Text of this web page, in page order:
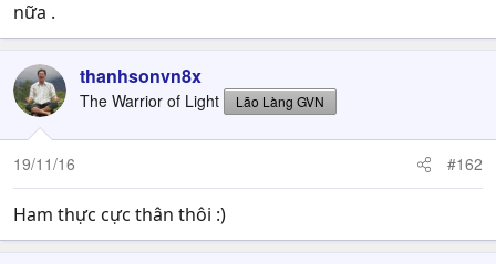
nữa .
thanhsonvn8x
The Warrior of Light Lão Làng GVN
19/11/16 #162
Ham thực cực thân thôi :)